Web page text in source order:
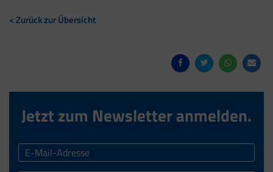
< Zurück zur Übersicht
Jetzt zum Newsletter anmelden.